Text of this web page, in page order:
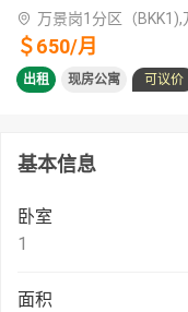
万景岗1分区（
＄650/月
出租 现房公寓 可议价
基本信息
卧室
1
面积